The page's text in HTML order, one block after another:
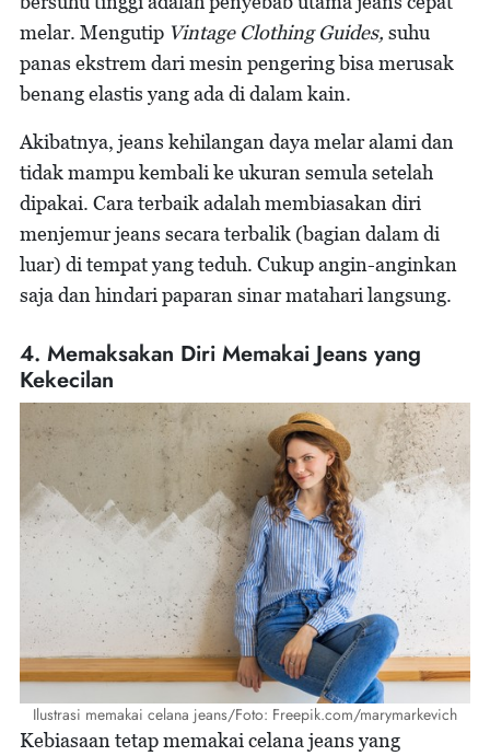
melar. Mengutip Vintage Clothing Guides, suhu
panas ekstrem dari mesin pengering bisa merusak
benang elastis yang ada di dalam kain.
Akibatnya, jeans kehilangan daya melar alami dan
tidak mampu kembali ke ukuran semula setelah
dipakai. Cara terbaik adalah membiasakan diri
menjemur jeans secara terbalik (bagian dalam di
luar) di tempat yang teduh. Cukup angin-anginkan
saja dan hindari paparan sinar matahari langsung.
4. Memaksakan Diri Memakai Jeans yang
Kekecilan
Ilustrasi memakai celana jeans/Foto: Freepik.com/marymarkevich
Kebiasaan tetap memakai celana jeans yang